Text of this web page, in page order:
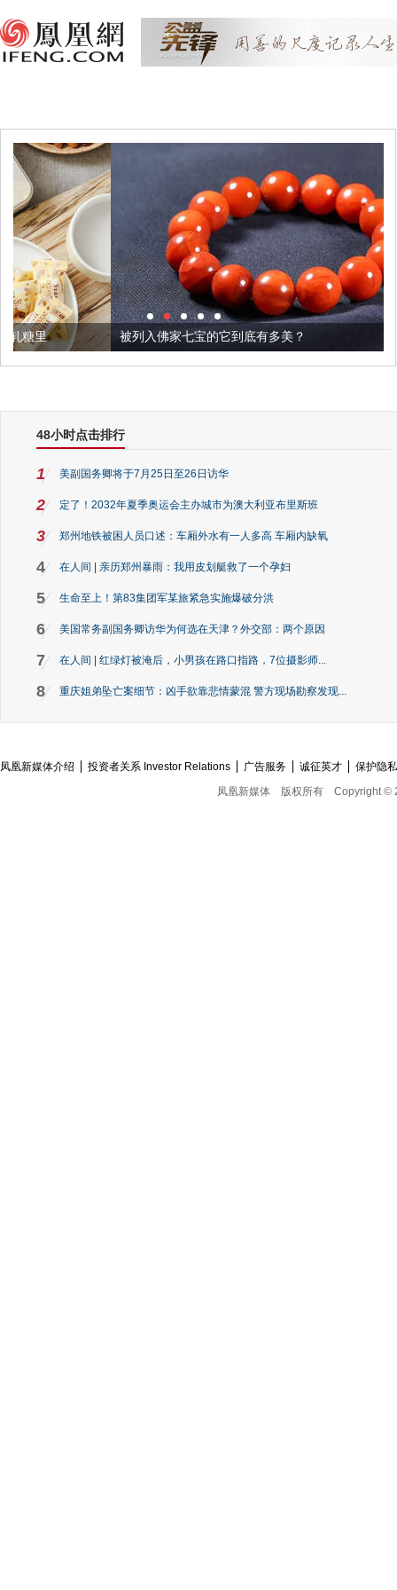
被列入佛家七宝的它到底有多美？
48小时点击排行
1 美副国务卿将于7月25日至26日访华
2 定了！2032年夏季奥运会主办城市为澳大利亚布里斯班
3 郑州地铁被困人员口述：车厢外水有一人多高 车厢内缺氧
4 在人间 | 亲历郑州暴雨：我用皮划艇救了一个孕妇
5 生命至上！第83集团军某旅紧急实施爆破分洪
6 美国常务副国务卿访华为何选在天津？外交部：两个原因
7 在人间 | 红绿灯被淹后，小男孩在路口指路，7位摄影师...
8 重庆姐弟坠亡案细节：凶手欲靠悲情蒙混 警方现场勘察发现...
凤凰新媒体介绍 投资者关系 Investor Relations 广告服务 诚征英才
保护隐
凤凰新媒体
版权所有 Copyright ©